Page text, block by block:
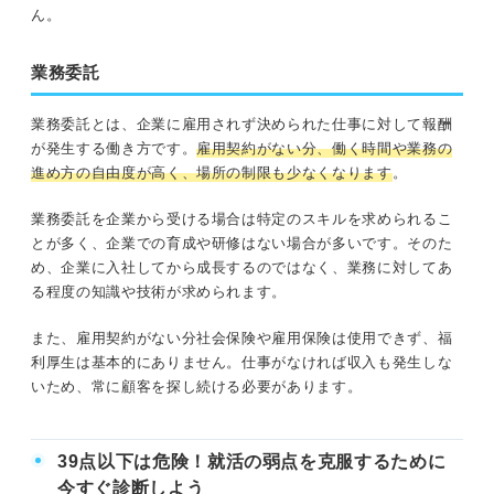
ん。
業務委託
業務委託とは、企業に雇用されず決められた仕事に対して報酬
が発生する働き方です。雇用契約がない分、働く時間や業務の
進め方の自由度が高く、場所の制限も少なくなります。
業務委託を企業から受ける場合は特定のスキルを求められるこ
とが多く、企業での育成や研修はない場合が多いです。そのた
め、企業に入社してから成長するのではなく、業務に対してあ
る程度の知識や技術が求められます。
また、雇用契約がない分社会保険や雇用保険は使用できず、福
利厚生は基本的にありません。仕事がなければ収入も発生しな
いため、常に顧客を探し続ける必要があります。
39点以下は危険！就活の弱点を克服するために
今すぐ診断しよう